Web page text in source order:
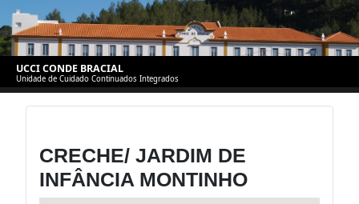
UCCI CONDE BRACIAL
Unidade de Cuidado Continuados Integrados
CRECHE/ JARDIM DE
INFÂNCIA MONTINHO